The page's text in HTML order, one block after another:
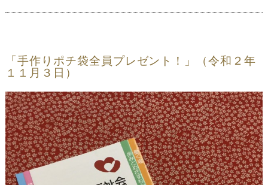
「手作りポチ袋全員プレゼント！」（令和２年
１１月３日）